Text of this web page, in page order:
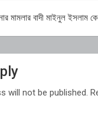
মামলার বাদী মাইনুল ইসলাম
will not be published.